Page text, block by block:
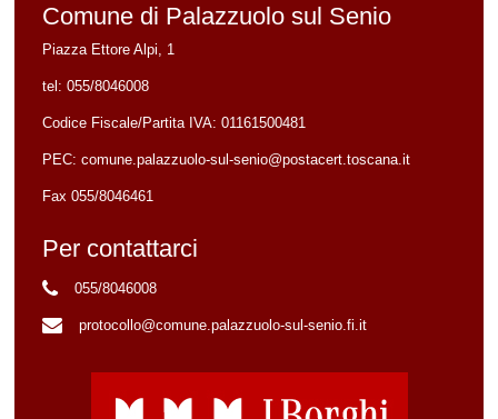
Comune di Palazzuolo sul Senio
Piazza Ettore Alpi, 1
tel: 055/8046008
Codice Fiscale/Partita IVA: 01161500481
PEC: comune.palazzuolo-sul-senio@postacert.toscana.it
Fax 055/8046461
Per contattarci
055/8046008
protocollo@comune.palazzuolo-sul-senio.fi.it